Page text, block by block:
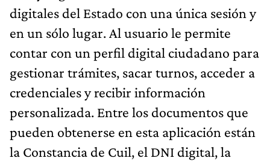
digitales del Estado con una única sesión y
en un sólo lugar. Al usuario le permite
contar con un perfil digital ciudadano para
gestionar trámites, sacar turnos, acceder a
credenciales y recibir información
personalizada. Entre los documentos que
pueden obtenerse en esta aplicación están
la Constancia de Cuil, el DNI digital, la